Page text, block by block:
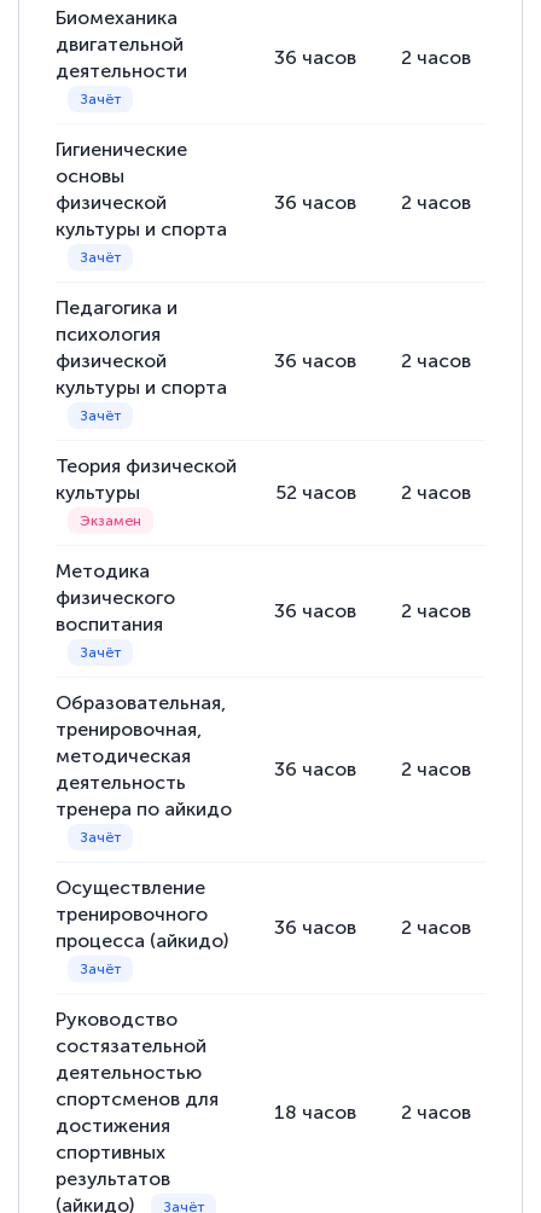
Биомеханика
двигательной
деятельности
36 часов 2 часов
Гигиенические
основы
физической
культуры и спорта
36 часов 2 часов
Педагогика и
психология
физической
культуры и спорта
36 часов 2 часов
Теория физической
культуры
52 часов 2 часов
Методика
физического
воспитания
36 часов 2 часов
Образовательная,
тренировочная,
методическая
деятельность
тренера по айкидо
36 часов 2 часов
Осуществление
тренировочного
процесса (айкидо)
36 часов 2 часов
Руководство
состязательной
деятельностью
спортсменов для
достижения
спортивных
результатов
(айкидо)
18 часов 2 часов